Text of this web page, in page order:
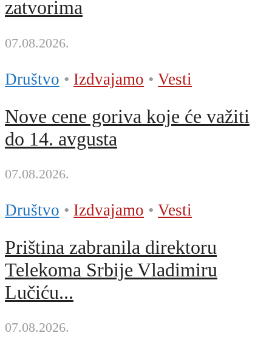
zatvorima
07.08.2026.
Društvo • Izdvajamo • Vesti
Nove cene goriva koje će važiti
do 14. avgusta
07.08.2026.
Društvo • Izdvajamo • Vesti
Priština zabranila direktoru
Telekoma Srbije Vladimiru
Lučiću...
07.08.2026.